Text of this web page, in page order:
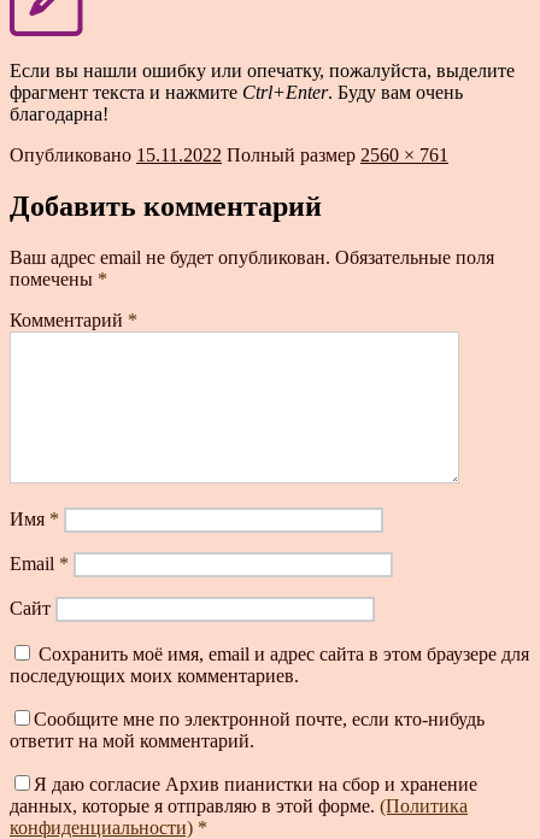
Если вы нашли ошибку или опечатку, пожалуйста, выделите
фрагмент текста и нажмите Ctrl+Enter. Буду вам очень
благодарна!
Опубликовано 15.11.2022 Полный размер 2560 × 761
Добавить комментарий
Ваш адрес email не будет опубликован. Обязательные поля
помечены *
Комментарий *
Имя *
Email *
Сайт
Сохранить моё имя, email и адрес сайта в этом браузере для
последующих моих комментариев.
Сообщите мне по электронной почте, если кто-нибудь
ответит на мой комментарий.
Я даю согласие Архив пианистки на сбор и хранение
данных, которые я отправляю в этой форме. (Политика
конфиденциальности) *